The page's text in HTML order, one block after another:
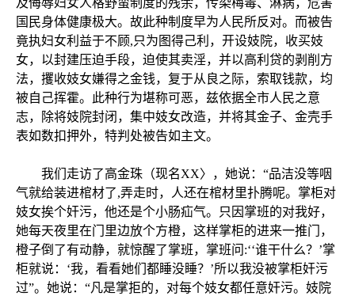
及侮辱妇女人格野蛮制度的残余，传染梅毒、淋病，危害
国民身体健康极大。故此种制度早为人民所反对。而被告
竟执妇女利益于不顾,只为图得己利，开设妓院，收买妓
女，以封建压迫手段，迫使其卖淫，并以高利贷的剥削方
法，攫收妓女嫌得之金钱，复于从良之际，索取钱款，均
被自己挥霍。此种行为堪称可恶，兹依据全市人民之意
志，除将妓院封闭，集中妓女改造，并将其金子、金壳手
表如数扣押外，特判处被告如主文。
我们走访了高金珠（现名XX〉，她说：“品洁没等咽
气就给装进棺材了,弄走时，人还在棺材里扑腾呢。掌柜对
妓女挨个奸污，他还是个小肠疝气。只因掌班的对我好，
她每天夜里在门里边放个方橙，这样掌柜的进来一推门，
橙子倒了有动静，就惊醒了掌班，掌班问:‘‘谁干什么？’掌
柜就说：‘我，看看她们都睡没睡？’所以我没被掌柜奸污
过”。她说：“凡是掌拒的，对每个妓女都任意奸污。妓院